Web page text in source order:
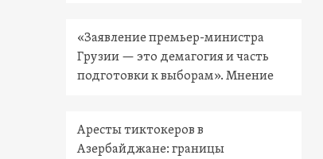
«Заявление премьер-министра
Грузии — это демагогия и часть
подготовки к выборам». Мнение
Аресты тиктокеров в
Азербайджане: границы